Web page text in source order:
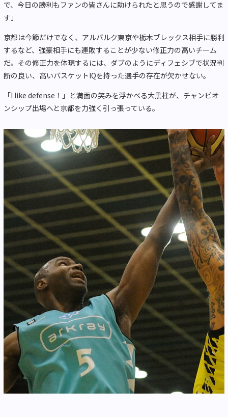
で、今日の勝利もファンの皆さんに助けられたと思うので感謝してま
す」
京都は今節だけでなく、アルバルク東京や栃木ブレックス相手に勝利
するなど、強豪相手にも連敗することが少ない修正力の高いチーム
だ。その修正力を体現するには、ダブのようにディフェシブで状況判
断の良い、高いバスケットIQを持った選手の存在が欠かせない。
「I like defense！」と満面の笑みを浮かべる大黒柱が、チャンピオ
ンシップ出場へと京都を力強く引っ張っている。